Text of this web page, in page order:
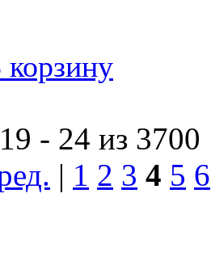
- 24 из 3700
| 1 2 3 4 5 6